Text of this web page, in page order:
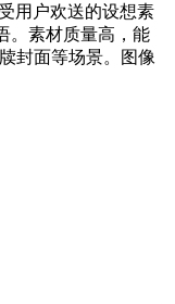
用户欢送的设想素
。素材质量高，能
封面等场景。图像